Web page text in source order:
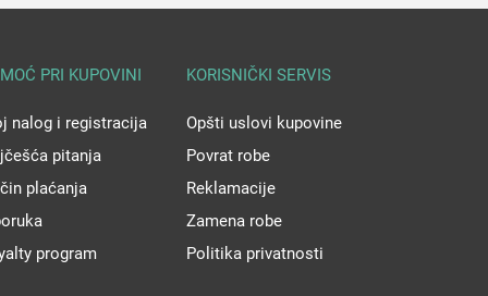
PRI KUPOVINI
nalog i registracija
pitanja
plaćanja
program
KORISNIČKI SERVIS
Opšti uslovi kupovine
Povrat robe
Reklamacije
Zamena robe
Politika privatnosti